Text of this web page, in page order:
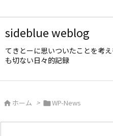
sideblue weblog
てきとーに思いついたことを考
も切ない日々的記録
 ホーム > WP-News